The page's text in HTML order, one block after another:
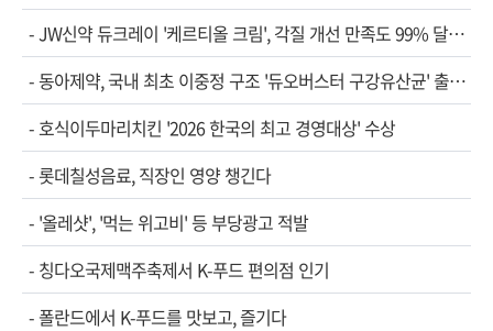
-JW신약 듀크레이 '케르티올 크림', 각질 개선 만족도 99% 달…
-동아제약, 국내 최초 이중정 구조 '듀오버스터 구강유산균' 출…
- 호식이두마리치킨 '2026 한국의 최고 경영대상' 수상
-롯데칠성음료, 직장인 영양 챙긴다
- '올레샷', '먹는 위고비' 등 부당광고 적발
- 칭다오국제맥주축제서 K-푸드 편의점 인기
- 폴란드에서 K-푸드를 맛보고, 즐기다